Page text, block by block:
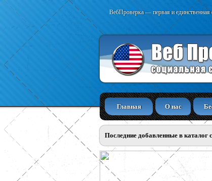
ВебПроверка — первая и единственная
Главная О нас
Последние добавленные в каталог